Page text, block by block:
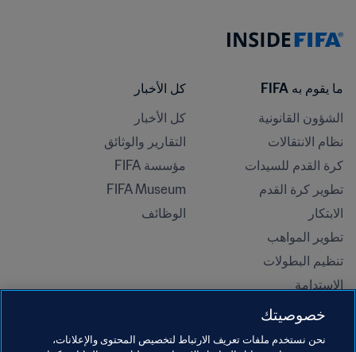
ما يقوم به FIFA
الشؤون القانونية
نظام الانتقالات
كرة القدم للسيدات
تطوير كرة القدم
الابتكار
تطوير المواهب
تنظيم البطولات
الاستدامة
حقوق الإنسان ومناهضة التمييز
كل الأخبار
كل الأخبار
التقارير والوثائق
مؤسسة FIFA
FIFA Museum
الوظائف
خصوصيتك
نحن نستخدم ملفات تعريف الارتباط لتخصيص المحتوى والإعلانات،